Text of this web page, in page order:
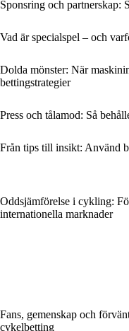
Sponsring och partnerskap:
Vad är specialspel – och
Dolda mönster: När
bettingstrategier
Press och tålamod: Så
Från tips till insikt: Använd
Oddsjämförelse i cykling:
internationella marknader
Fans, gemenskap och
cykelbetting